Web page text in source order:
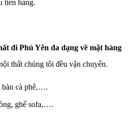
tiền hàng.
đi Phú Yên đa dạng về mặt hàng
thất chúng tôi đều vận chuyển.
bàn cà phê,….
ghế sofa,….